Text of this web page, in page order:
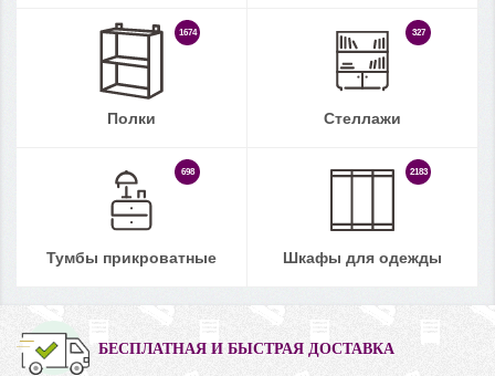
1674
Полки
327
Стеллажи
698
Тумбы прикроватные
2183
Шкафы для одежды
БЕСПЛАТНАЯ И БЫСТРАЯ ДОСТАВКА